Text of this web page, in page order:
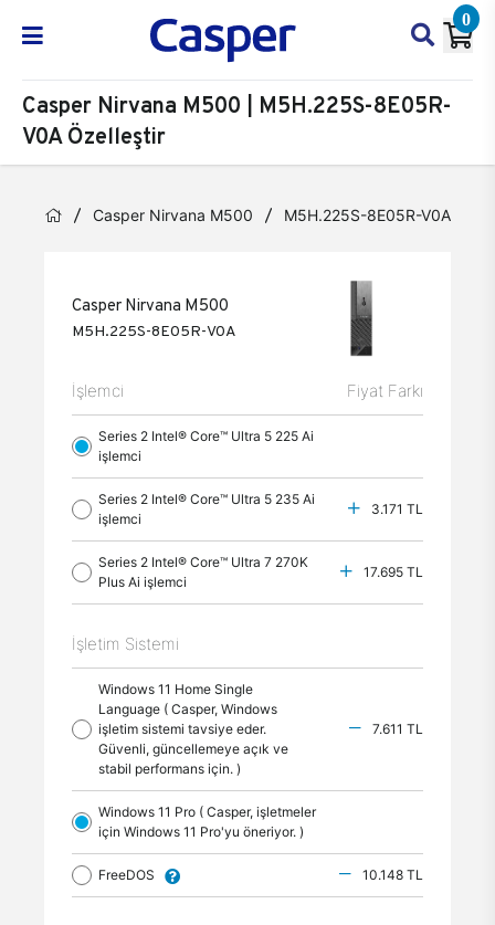
0
Casper Nirvana M500 | M5H.225S-8E05R-
V0A Özelleştir
Casper Nirvana M500 M5H.225S-8E05R-V0A
Casper Nirvana M500
M5H.225S-8E05R-V0A
İşlemci Fiyat Farkı
Series 2 Intel® Core™ Ultra 5 225 Ai
işlemci
Series 2 Intel® Core™ Ultra 5 235 Ai
işlemci
3.171 TL
Series 2 Intel® Core™ Ultra 7 270K
Plus Ai işlemci
17.695 TL
İşletim Sistemi
Windows 11 Home Single
Language ( Casper, Windows
işletim sistemi tavsiye eder.
Güvenli, güncellemeye açık ve
stabil performans için. )
7.611 TL
Windows 11 Pro ( Casper, işletmeler
için Windows 11 Pro'yu öneriyor. )
FreeDOS 10.148 TL